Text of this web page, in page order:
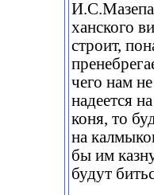
И.С.Мазепа
ханского
строит,
чего нам
надеется
коня, то
на
бы им
будут